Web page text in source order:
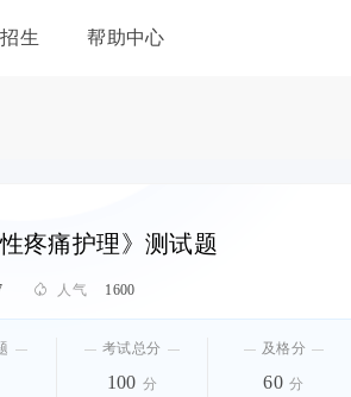
生 帮助中心
性疼痛护理》测试题
 人气 1600
考试总分
100 分
及格分
60 分